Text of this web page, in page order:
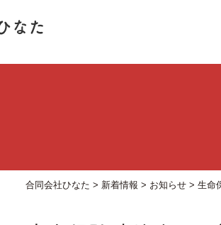
なた
合同会社ひなた > 新着情報 > お知らせ > 生命